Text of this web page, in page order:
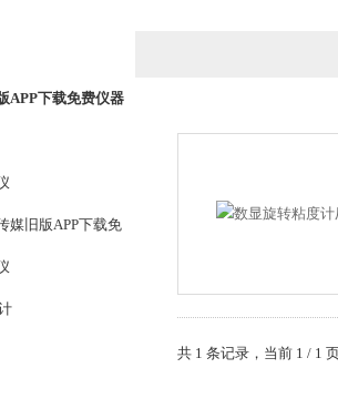
APP下载免费仪器
媒旧版APP下载免
共 1 条记录，当前 1 /